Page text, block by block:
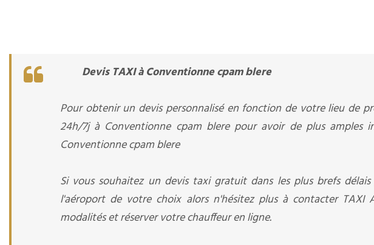
Devis TAXI à Conventionne cpam blere
Pour obtenir un devis personnalisé en fonction de votre lieu de
24h/7j à Conventionne cpam blere pour avoir de plus
Conventionne cpam blere
Si vous souhaitez un devis taxi gratuit dans les plus brefs
l'aéroport de votre choix alors n'hésitez plus à contacter TAXI
modalités et réserver votre chauffeur en ligne.